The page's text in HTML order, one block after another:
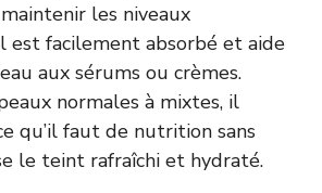
les niveaux
est facilement absorbé et aide
aux sérums ou crèmes.
normales à mixtes, il
qu’il faut de nutrition sans
le teint rafraîchi et hydraté.